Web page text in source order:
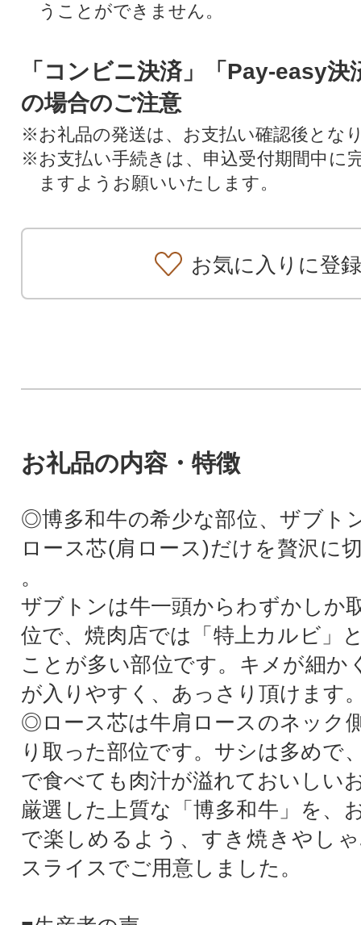
うことができません。
「コンビニ決済」「Pay-easy決
の場合のご注意
※お礼品の発送は、お支払い確認後とな
※お支払い手続きは、申込受付期間中に
ますようお願いいたします。
お気に入りに登録
お礼品の内容・特徴
◎博多和牛の希少な部位、ザブト
ロース芯(肩ロース)だけを贅沢に
。
ザブトンは牛一頭からわずかしか
位で、焼肉店では「特上カルビ」
ことが多い部位です。キメが細か
が入りやすく、あっさり頂けます
◎ロース芯は牛肩ロースのネック
り取った部位です。サシは多めで
で食べても肉汁が溢れておいしい
厳選した上質な「博多和牛」を、
で楽しめるよう、すき焼きやし
スライスでご用意しました。